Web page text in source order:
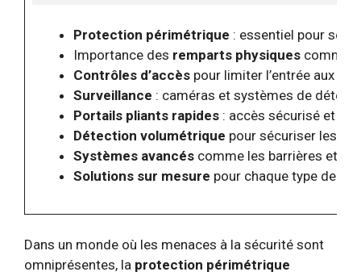
Protection périmétrique : essentiel pour
Importance des remparts physiquescomme
Contrôles d’accèspour limiter l’entrée aux
Surveillance : caméras et systèmes de
Portails pliants rapides: accès sécurisé et
Détection volumétrique pour sécuriser les
Systèmes avancéscomme les barrières et
Solutions sur mesure pour chaque type de
Dans un monde où les menaces à la sécurité sont
omniprésentes, la protection périmétrique